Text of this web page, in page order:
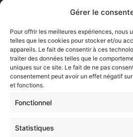
Gérer le
Pour offrir les meilleures expériences, nous
telles que les cookies pour stocker et/ou
appareils. Le fait de consentir à ces
traiter des données telles que le
uniques sur ce site. Le fait de ne pas
consentement peut avoir un effet négatif
et fonctions.
Fonctionnel
Statistiques
Newsletter gratuite
Choisissez : matin, soir